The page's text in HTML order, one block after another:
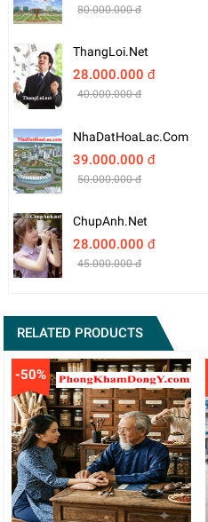
80.000.000 đ
ThangLoi.net
28.000.000 đ
40.000.000 đ
NhaDatHoaLac.com
39.000.000 đ
50.000.000 đ
ChupAnh.net
28.000.000 đ
45.000.000 đ
RELATED PRODUCTS
-50%